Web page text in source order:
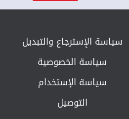
سياسة الإسترجاع والتبديل​
سياسة الخصوصية
سياسة الإستخدام
التوصيل